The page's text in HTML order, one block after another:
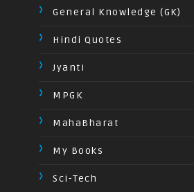
General Knowledge (GK)
Hindi Quotes
Jyanti
MPGK
MahaBharat
My Books
Sci-Tech